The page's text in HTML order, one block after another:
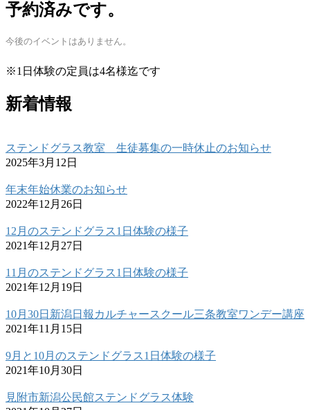
予約済みです。
今後のイベントはありません。
※1日体験の定員は4名様迄です
新着情報
ステンドグラス教室 生徒募集の一時休止のお知らせ
2025年3月12日
年末年始休業のお知らせ
2022年12月26日
12月のステンドグラス1日体験の様子
2021年12月27日
11月のステンドグラス1日体験の様子
2021年12月19日
10月30日新潟日報カルチャースクール三条教室ワンデー講座
2021年11月15日
9月と10月のステンドグラス1日体験の様子
2021年10月30日
見附市新潟公民館ステンドグラス体験